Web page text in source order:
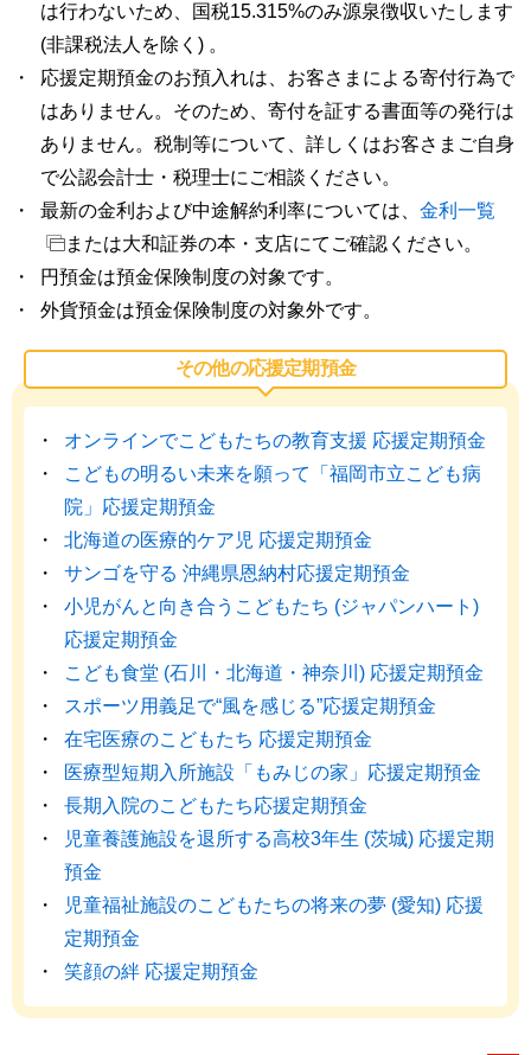
は行わないため、国税15.315%のみ源泉徴収いたします
(非課税法人を除く) 。
応援定期預金のお預入れは、お客さまによる寄付行為で
はありません。そのため、寄付を証する書面等の発行は
ありません。税制等について、詳しくはお客さまご自身
で公認会計士・税理士にご相談ください。
最新の金利および中途解約利率については、 金利一覧
または大和証券の本・支店にてご確認ください。
円預金は預金保険制度の対象です。
外貨預金は預金保険制度の対象外です。
その他の応援定期預金
オンラインでこどもたちの教育支援 応援定期預金
こどもの明るい未来を願って「福岡市立こども病
院」応援定期預金
北海道の医療的ケア児 応援定期預金
サンゴを守る 沖縄県恩納村応援定期預金
小児がんと向き合うこどもたち (ジャパンハート)
応援定期預金
こども食堂 (石川・北海道・神奈川) 応援定期預金
スポーツ用義足で“風を感じる”応援定期預金
在宅医療のこどもたち 応援定期預金
医療型短期入所施設「もみじの家」応援定期預金
長期入院のこどもたち応援定期預金
児童養護施設を退所する高校3年生 (茨城) 応援定期
預金
児童福祉施設のこどもたちの将来の夢 (愛知) 応援
定期預金
笑顔の絆 応援定期預金